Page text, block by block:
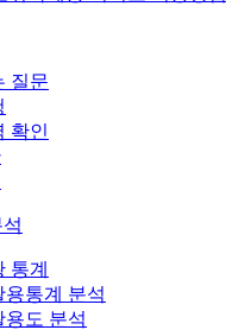
질문
확인
통계
용통계 분석
용도 분석